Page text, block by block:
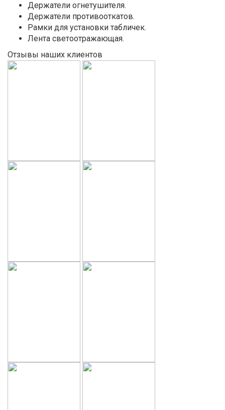
Держатели огнетушителя.
Держатели противооткатов.
Рамки для установки табличек.
Лента светоотражающая.
Отзывы наших клиентов